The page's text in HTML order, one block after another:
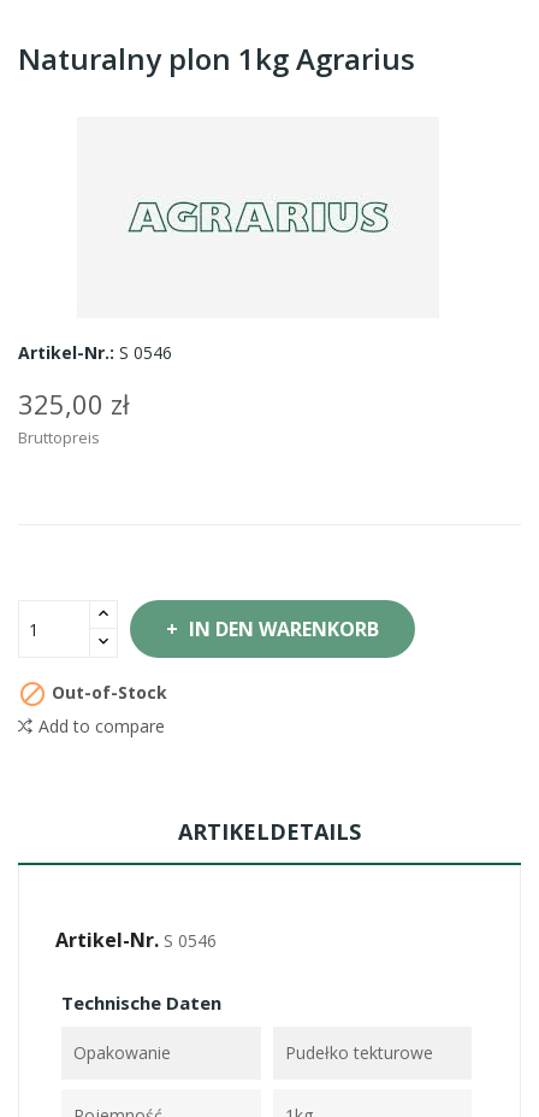
Naturalny plon 1kg Agrarius
Artikel-Nr.: S 0546
325,00 zł
Bruttopreis
IN DEN WARENKORB
 Out-of-Stock
Add to compare
ARTIKELDETAILS
Artikel-Nr. S 0546
Technische Daten
Opakowanie Pudełko tekturowe